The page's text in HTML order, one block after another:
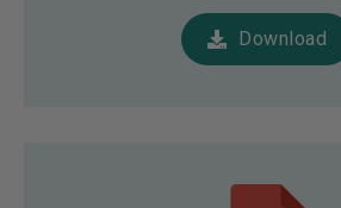
Download